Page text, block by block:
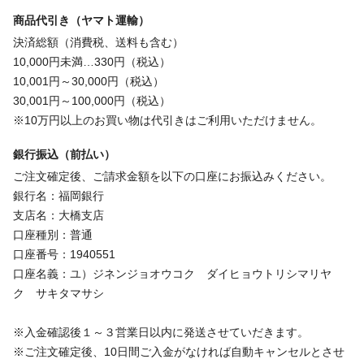
商品代引き（ヤマト運輸）
決済総額（消費税、送料も含む）
10,000円未満…330円（税込）
10,001円～30,000円（税込）
30,001円～100,000円（税込）
※10万円以上のお買い物は代引きはご利用いただけません。
銀行振込（前払い）
ご注文確定後、ご請求金額を以下の口座にお振込みください。
銀行名：福岡銀行
支店名：大橋支店
口座種別：普通
口座番号：1940551
口座名義：ユ）ジネンジョオウコク ダイヒョウトリシマリヤ
ク サキタマサシ
※入金確認後１～３営業日以内に発送させていだきます。
※ご注文確定後、10日間ご入金がなければ自動キャンセルとさせ